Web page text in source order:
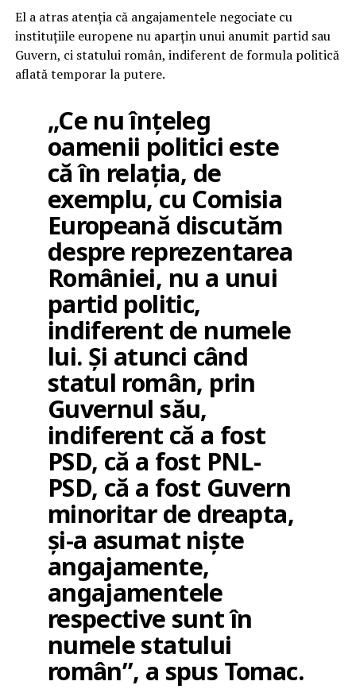
El a atras atenția că angajamentele negociate cu
instituțiile europene nu aparțin unui anumit partid sau
Guvern, ci statului român, indiferent de formula politică
aflată temporar la putere.
„Ce nu înțeleg
oamenii politici este
că în relația, de
exemplu, cu Comisia
Europeană discutăm
despre reprezentarea
României, nu a unui
partid politic,
indiferent de numele
lui. Și atunci când
statul român, prin
Guvernul său,
indiferent că a fost
PSD, că a fost PNL-
PSD, că a fost Guvern
minoritar de dreapta,
și-a asumat niște
angajamente,
angajamentele
respective sunt în
numele statului
român”, a spus Tomac.